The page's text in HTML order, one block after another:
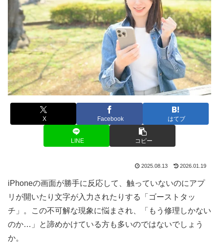
X Facebook はてブ
LINE コピー
2025.08.13 2026.01.19
iPhoneの画面が勝手に反応して、触っていないのにアプ
リが開いたり文字が入力されたりする「ゴーストタッ
チ」。この不可解な現象に悩まされ、「もう修理しかない
のか…」と諦めかけている方も多いのではないでしょう
か。